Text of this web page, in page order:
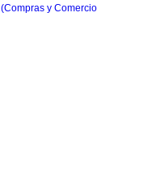
y Comercio